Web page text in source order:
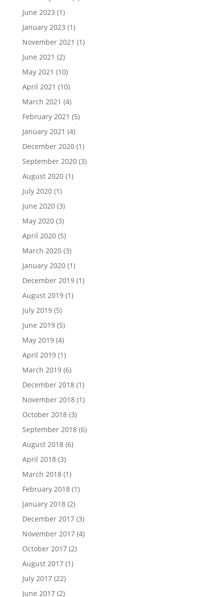
June 2023 (1)
January 2023 (1)
November 2021 (1)
June 2021 (2)
May 2021 (10)
April 2021 (10)
March 2021 (4)
February 2021 (5)
January 2021 (4)
December 2020(1)
September 2020(3)
August 2020(1)
July 2020(1)
June 2020(3)
May 2020(3)
April 2020(5)
March 2020(3)
January 2020(1)
December 2019(1)
August 2019(1)
July 2019(5)
June 2019(5)
May 2019(4)
April 2019(1)
March 2019(6)
December 2018(1)
November 2018(1)
October 2018(3)
September 2018(6)
August 2018(6)
April 2018(3)
March 2018(1)
February 2018(1)
January 2018(2)
December 2017(3)
November 2017(4)
October 2017(2)
August 2017(1)
July 2017(22)
June 2017(2)